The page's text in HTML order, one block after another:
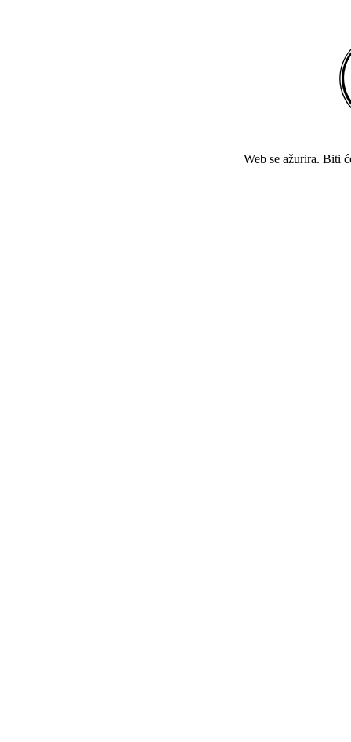
Web se ažurira. Biti